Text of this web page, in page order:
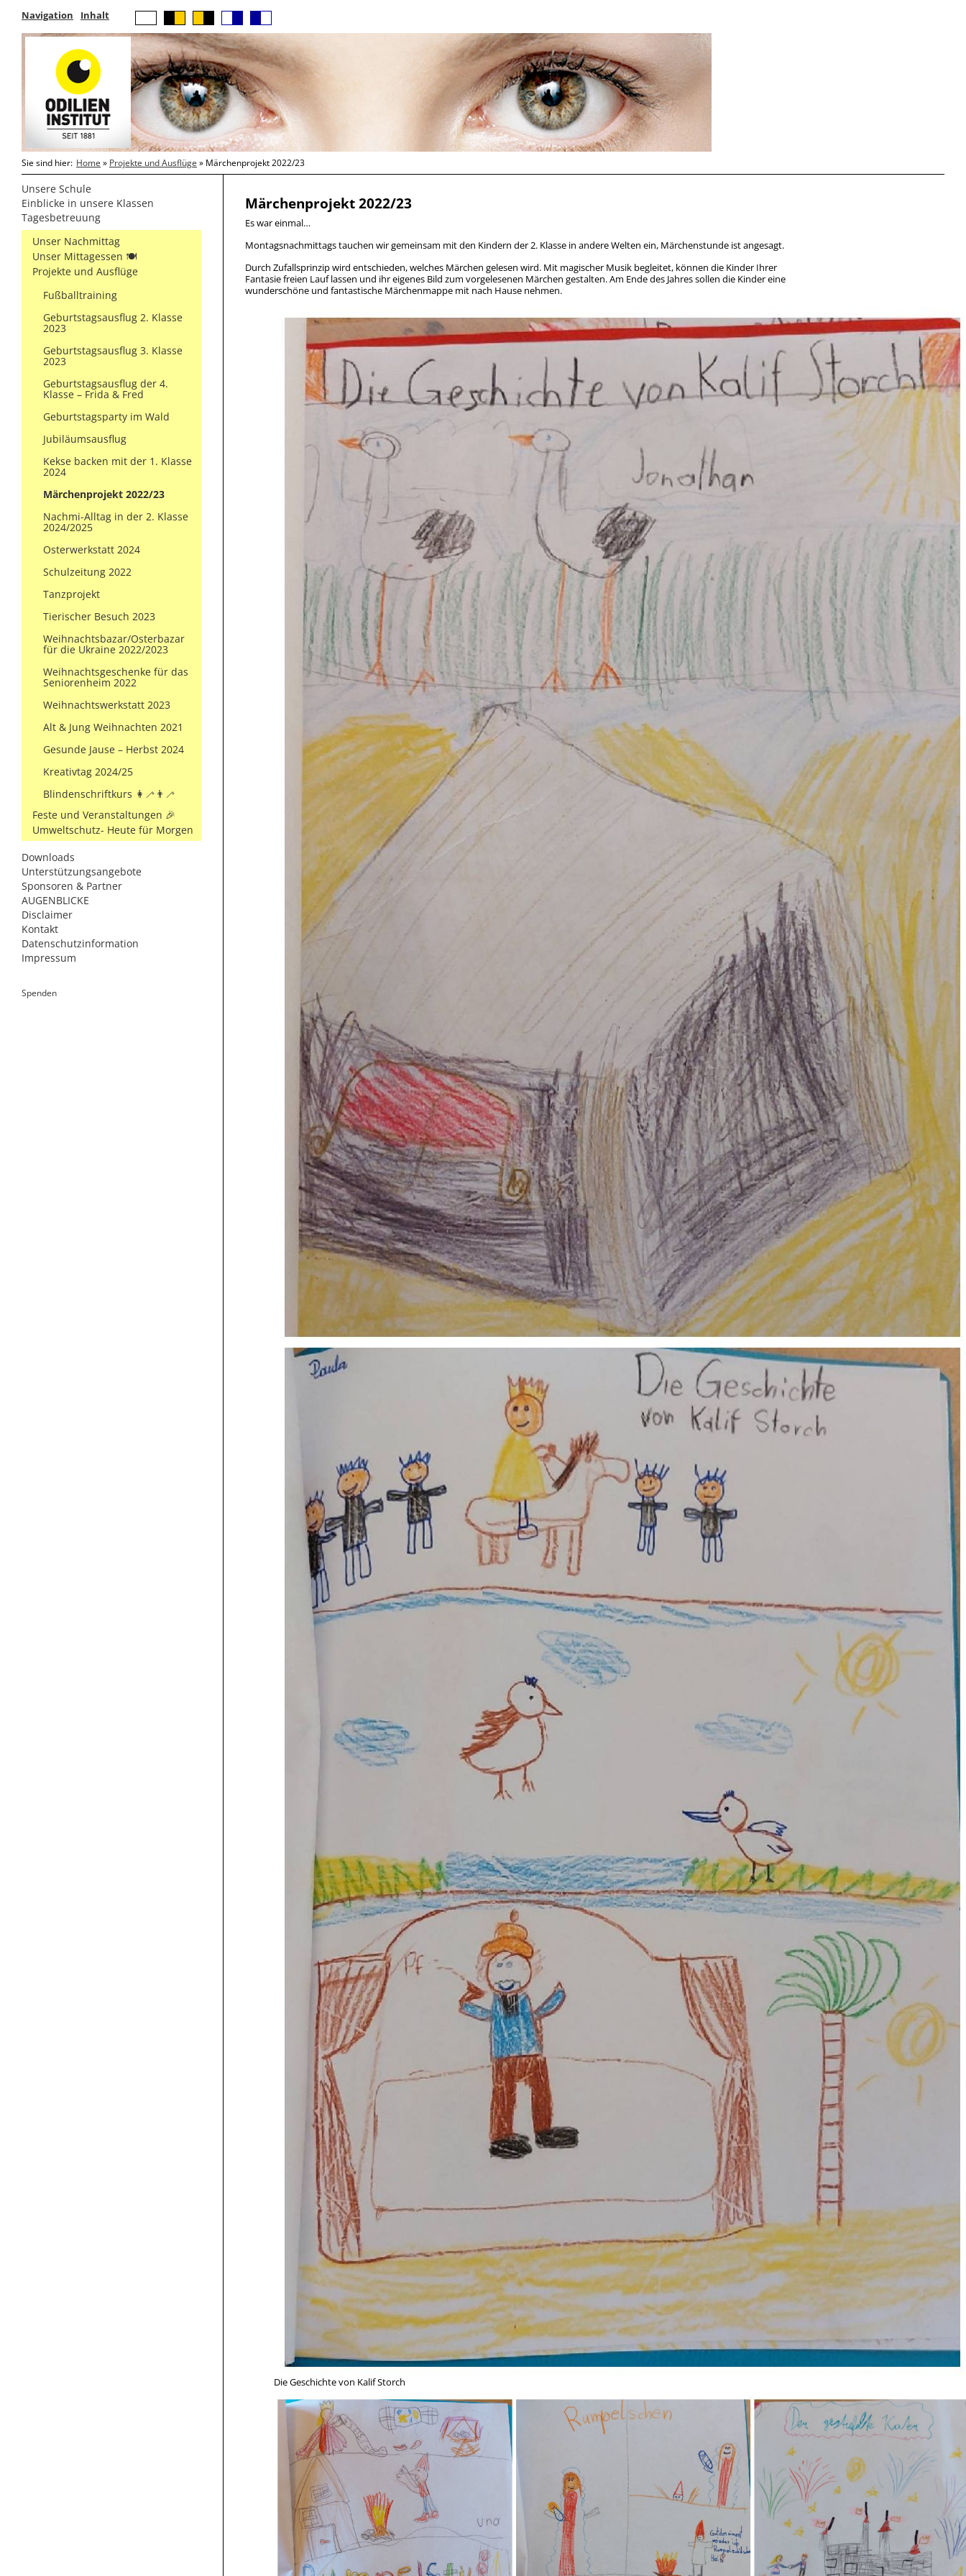
Navigation Inhalt
Sie sind hier: Home » Projekte und Ausflüge » Märchenprojekt 2022/23
Unsere Schule
Einblicke in unsere Klassen
Tagesbetreuung
Unser Nachmittag
Unser Mittagessen 🍽
Projekte und Ausflüge
Fußballtraining
Geburtstagsausflug 2. Klasse
2023
Geburtstagsausflug 3. Klasse
2023
Geburtstagsausflug der 4.
Klasse – Frida & Fred
Geburtstagsparty im Wald
Jubiläumsausflug
Kekse backen mit der 1. Klasse
2024
Märchenprojekt 2022/23
Nachmi-Alltag in der 2. Klasse
2024/2025
Osterwerkstatt 2024
Schulzeitung 2022
Tanzprojekt
Tierischer Besuch 2023
Weihnachtsbazar/Osterbazar
für die Ukraine 2022/2023
Weihnachtsgeschenke für das
Seniorenheim 2022
Weihnachtswerkstatt 2023
Alt & Jung Weihnachten 2021
Gesunde Jause – Herbst 2024
Kreativtag 2024/25
Blindenschriftkurs 👩‍🦯👨‍🦯
Feste und Veranstaltungen 🎉
Umweltschutz- Heute für Morgen
Downloads
Unterstützungsangebote
Sponsoren & Partner
AUGENBLICKE
Disclaimer
Kontakt
Datenschutzinformation
Impressum
Spenden
Märchenprojekt 2022/23
Es war einmal…
Montagsnachmittags tauchen wir gemeinsam mit den Kindern der 2. Klasse in andere Welten ein, Märchenstunde ist angesagt.
Durch Zufallsprinzip wird entschieden, welches Märchen gelesen wird. Mit magischer Musik begleitet, können die Kinder Ihrer
Fantasie freien Lauf lassen und ihr eigenes Bild zum vorgelesenen Märchen gestalten. Am Ende des Jahres sollen die Kinder eine
wunderschöne und fantastische Märchenmappe mit nach Hause nehmen.
Die Geschichte von Kalif Storch